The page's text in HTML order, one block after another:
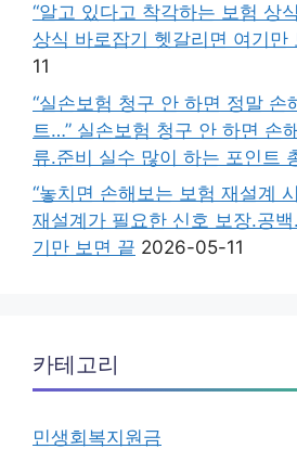
“알고 있다고 착각하는 보험 상
상식 바로잡기 헷갈리면 여기만
11
“실손보험 청구 안 하면 정말 손
트…” 실손보험 청구 안 하면 손
류.준비 실수 많이 하는 포인트
“놓치면 손해보는 보험 재설계
재설계가 필요한 신호 보장.공
기만 보면 끝 2026-05-11
카테고리
민생회복지원금